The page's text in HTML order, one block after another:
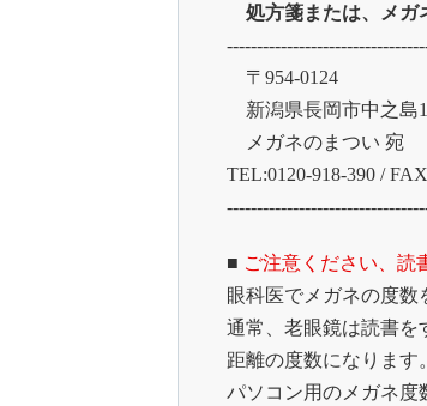
処方箋または、メガ
〒954-0124
新潟県長岡市中之島
メガネのまつい 宛
TEL:0120-918-390 /
■ ご注意ください、読
眼科医でメガネの度
通常、老眼鏡は読書を
距離の度数になります。
パソコン用のメガネ度